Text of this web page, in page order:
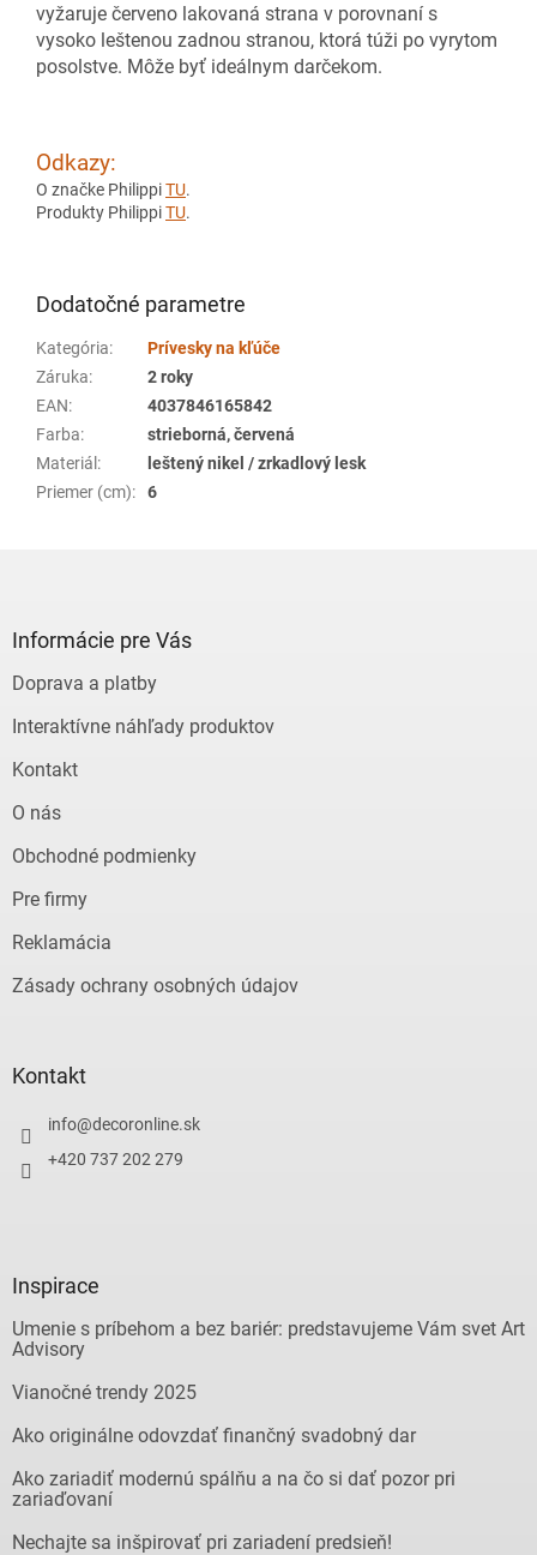
vyžaruje červeno lakovaná strana v porovnaní s
vysoko leštenou zadnou stranou, ktorá túži po vyrytom
posolstve. Môže byť ideálnym darčekom.
Odkazy:
O značke PhilippiTU.
Produkty PhilippiTU.
Dodatočné parametre
Kategória:
Prívesky na kľúče
Záruka:
2 roky
EAN:
4037846165842
Farba:
strieborná, červená
Materiál :
leštený nikel / zrkadlový lesk
Priemer (cm): 6
Informácie pre Vás
Doprava a platby
Interaktívne náhľady produktov
Kontakt
O nás
Obchodné podmienky
Pre firmy
Reklamácia
Zásady ochrany osobných údajov
Kontakt
info@decoronline.sk
+420 737 202 279
Inspirace
Umenie s príbehom a bez bariér: predstavujeme Vám svet Art
Advisory
Vianočné trendy 2025
Ako originálne odovzdať finančný svadobný dar
Ako zariadiť modernú spálňu a na čo si dať pozor pri
zariaďovaní
Nechajte sa inšpirovať pri zariadení predsieň!